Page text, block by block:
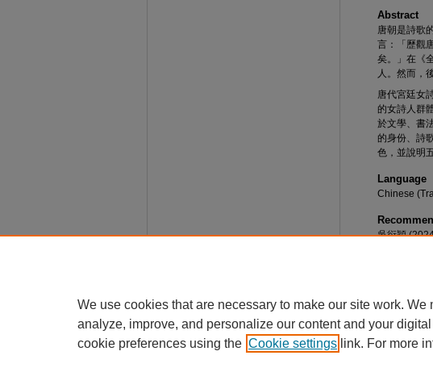
Abstract
唐朝是詩歌
言：「歷觀
矣。」在《
人。然而，
唐代宮廷女
的女詩人群
於文學、書
的身份、詩
色，並說明
Language
Chinese
吳衍穎
We use cookies that are necessary to make our site work.
analyze, improve, and personalize our content and your
cookie preferences using the Cookie settings link. For more